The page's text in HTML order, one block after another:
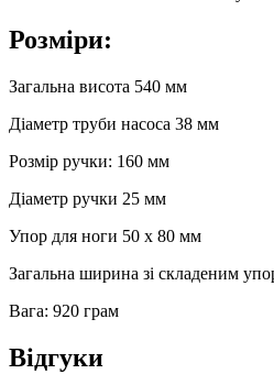
Розміри:
Загальна висота 540 мм
Діаметр труби насоса 38 мм
Розмір ручки: 160 мм
Діаметр ручки 25 мм
Упор для ноги 50 х 80 мм
Загальна ширина зі складеним
Вага: 920 грам
Відгуки